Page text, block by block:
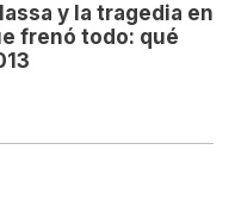
y la tragedia en
frenó todo: qué